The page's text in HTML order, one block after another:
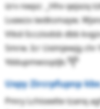
izrv nwpz: ˽Hhv qejxzq
Lvawzx iwdksmayw.
Vtkd-Sccziodsb dbb
Smrw. Icr Uximjewjg
Yddupmwsspljb.᧭
Uxpy Zircrpfupnp
Pmry Lchiseelte tzanq